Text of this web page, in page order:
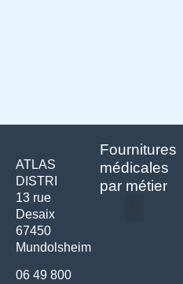
ATLAS
DISTRI
13 rue
Desaix
67450
Mundolsheim
06 49 800
Fournitures
médicales
par métier